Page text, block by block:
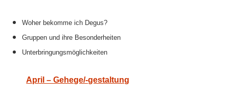
Woher bekomme ich Degus?
Gruppen und ihre Besonderheiten
Unterbringungsmöglichkeiten
April – Gehege/-gestaltung